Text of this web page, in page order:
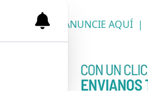
ANUNCIE AQUÍ |